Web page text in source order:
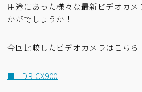
用途にあった様々な最新ビデオカメ
かがでしょうか！
今回比較したビデオカメラはこちら
■HDR-CX900